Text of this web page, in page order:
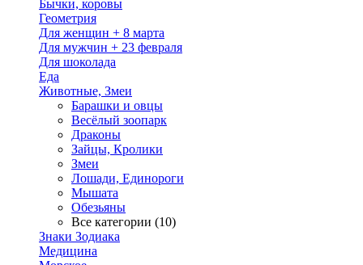
Бычки, коровы
Геометрия
Для женщин + 8 марта
Для мужчин + 23 февраля
Для шоколада
Еда
Животные, Змеи
Барашки и овцы
Весёлый зоопарк
Драконы
Зайцы, Кролики
Змеи
Лошади, Единороги
Мышата
Обезьяны
Все категории (10)
Знаки Зодиака
Медицина